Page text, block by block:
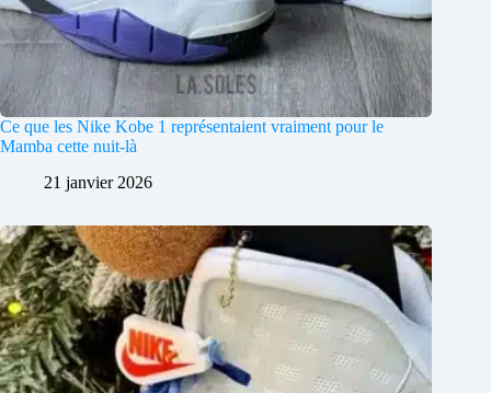
Ce que les Nike Kobe 1 représentaient vraiment pour le
Mamba cette nuit-là
21 janvier 2026